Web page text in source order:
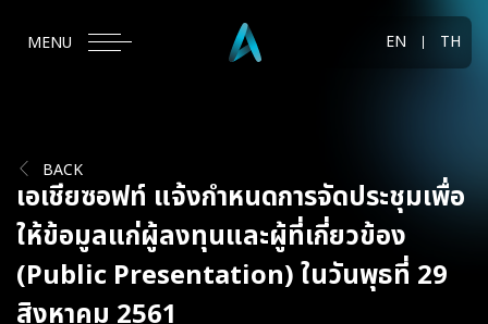
MENU EN TH
BACK
เอเชียซอฟท์ แจ้งกำหนดการจัดประชุมเพื่อ
ให้ข้อมูลแก่ผู้ลงทุนและผู้ที่เกี่ยวข้อง
(Public Presentation) ในวันพุธที่ 29
สิงหาคม 2561